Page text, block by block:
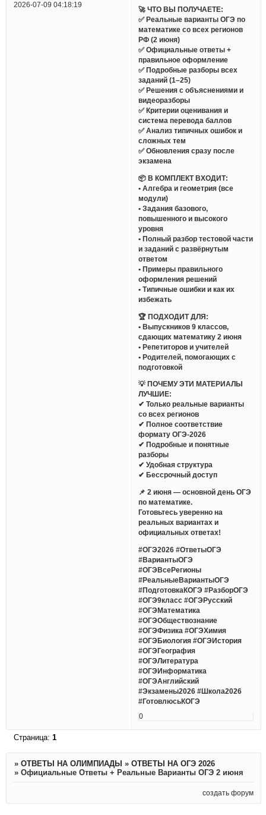
2026-07-09 04:18:19
🚀 ЧТО ВЫ ПОЛУЧАЕТЕ:
✅ Реальные варианты ОГЭ по
математике со всех регионов
РФ (2 июня)
✅ Официальные ответы +
правильное оформление
✅ Подробные разборы всех
заданий (1–25)
✅ Решения с объяснениями и
видеоразборы
✅ Критерии оценивания и
система перевода баллов
✅ Анализ типичных ошибок и
сложных тем
✅ Обновления сразу после
экзамена
📦 В КОМПЛЕКТ ВХОДИТ:
• Алгебра и геометрия (все
модули)
• Задания базового,
повышенного и высокого
уровня
• Полный разбор тестовой части
и заданий с развёрнутым
ответом
• Примеры правильного
оформления решений
• Типичные ошибки и как их
избежать
🏆 ПОДХОДИТ ДЛЯ:
• Выпускников 9 классов,
сдающих математику 2 июня
• Репетиторов и учителей
• Родителей, помогающих с
подготовкой
💡 ПОЧЕМУ ЭТИ МАТЕРИАЛЫ
ЛУЧШИЕ:
✔ Только реальные варианты
со всех регионов
✔ Полное соответствие
формату ОГЭ-2026
✔ Подробные и понятные
разборы
✔ Удобная структура
✔ Бессрочный доступ
📌 2 июня — основной день ОГЭ
по математике.
Готовьтесь уверенно на
реальных вариантах и
официальных ответах!
#ОГЭ2026 #ОтветыОГЭ
#ВариантыОГЭ
#ОГЭВсеРегионы
#РеальныеВариантыОГЭ
#ПодготовкаКОГЭ #РазборОГЭ
#ОГЭ9класс #ОГЭРусский
#ОГЭМатематика
#ОГЭОбществознание
#ОГЭФизика #ОГЭХимия
#ОГЭБиология #ОГЭИстория
#ОГЭГеография
#ОГЭЛитература
#ОГЭИнформатика
#ОГЭАнглийский
#Экзамены2026 #Школа2026
#ГотовлюсьКОГЭ
0
Страница: 1
» ОТВЕТЫ НА ОЛИМПИАДЫ » ОТВЕТЫ НА ОГЭ 2026
» Официальные Ответы + Реальные Варианты ОГЭ 2 июня
создать форум